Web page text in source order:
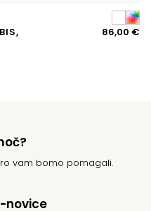
86,00 €
vam bomo pomagali.
novice